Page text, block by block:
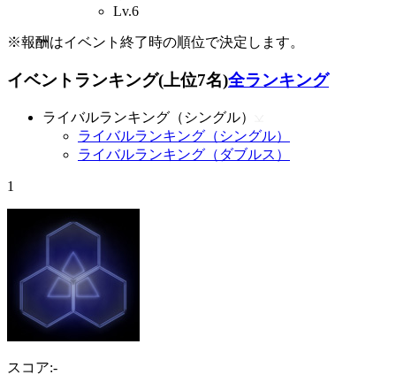
Lv.6
※報酬はイベント終了時の順位で決定します。
イベントランキング(上位7名)全ランキング
ライバルランキング（シングル）
ライバルランキング（シングル）
ライバルランキング（ダブルス）
1
スコア:-